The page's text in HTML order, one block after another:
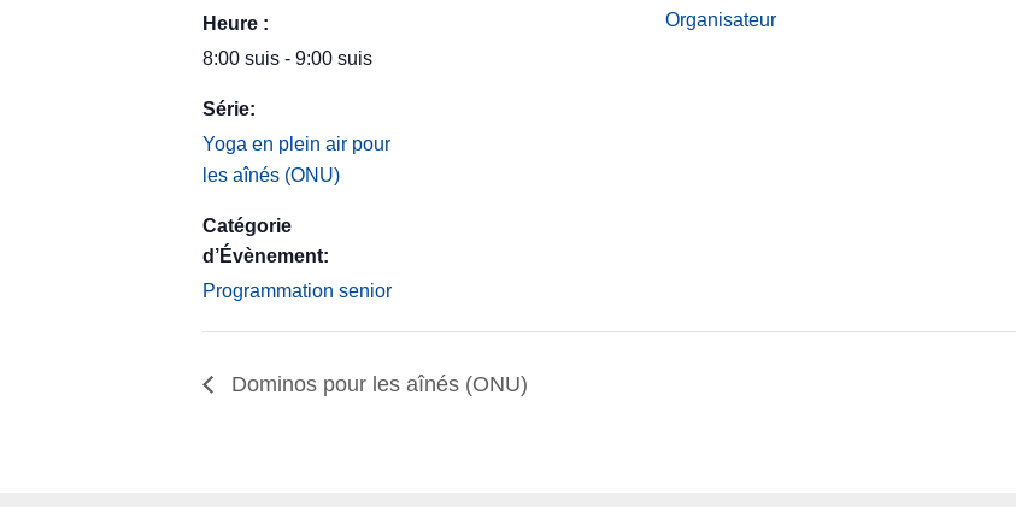
Heure :
8:00 suis - 9:00 suis
Série:
Yoga en plein air pour
les aînés (ONU)
Catégorie
d’Évènement:
Programmation senior
Organisateur
Dominos pour les aînés (ONU)